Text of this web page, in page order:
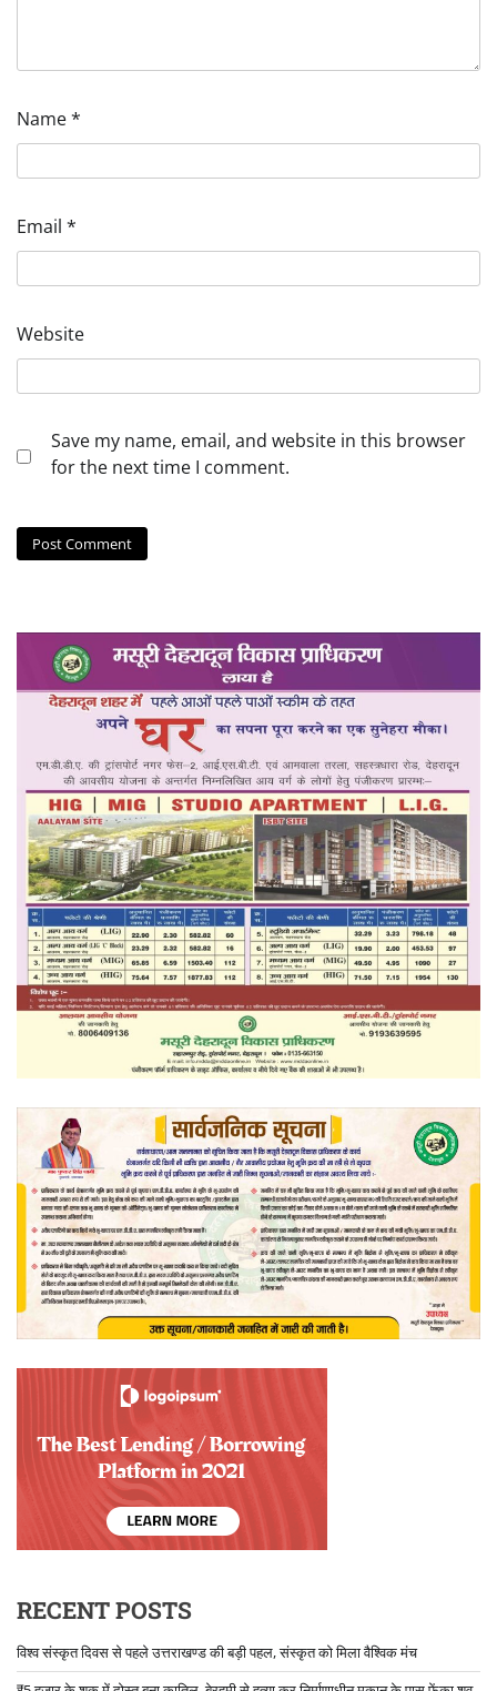
Name*
Email *
Website
Save my name, email, and website in this browser
for the next time I comment.
RECENT POSTS
विश्व संस्कृत दिवस से पहले उत्तराखण्ड की बड़ी पहल, संस्कृत को मिला वैश्विक मंच